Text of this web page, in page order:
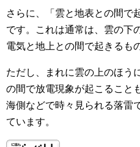
さらに、「雲と地表との間で
です。これは通常は、雲の下
電気と地上との間で起きるも
ただし、まれに雲の上のほう
の間で放電現象が起こること
海側などで時々見られる落雷
ています。